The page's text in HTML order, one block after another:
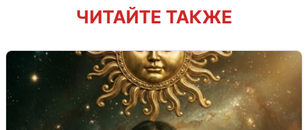
ЧИТАЙТЕ ТАКЖЕ